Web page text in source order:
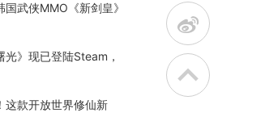
武侠MMO《新剑皇》
》现已登陆Steam，
这款开放世界修仙新
t